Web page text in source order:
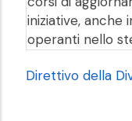
iniziative, anche
operanti nello
Direttivo della